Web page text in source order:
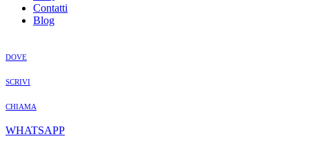
Contatti
Blog
DOVE
SCRIVI
CHIAMA
WHATSAPP